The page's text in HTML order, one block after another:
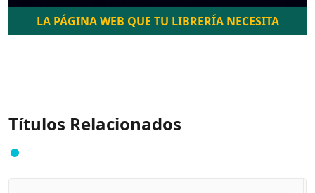
LA PÁGINA WEB QUE TU LIBRERÍA NECESITA
Títulos Relacionados